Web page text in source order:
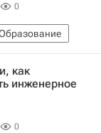
0
экзамен (ЕГЭ)
как
инженерное
0